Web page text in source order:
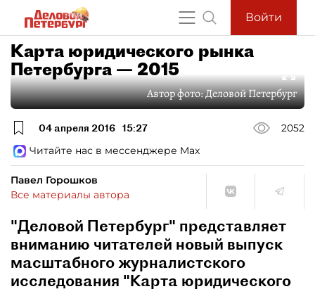
Войти
Карта юридического рынка
Петербурга — 2015
Автор фото:Деловой Петербург
04 апреля 2016 15:27
2052
Читайте нас в мессенджере Max
Павел Горошков
Все материалы автора
"Деловой Петербург" представляет
вниманию читателей новый выпуск
масштабного журналистского
исследования "Карта юридического